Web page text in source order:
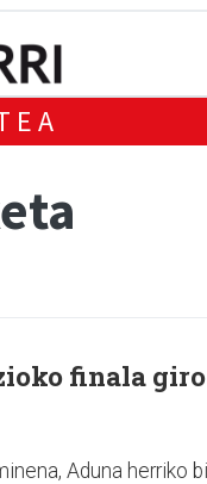
finala giro
Aduna herriko bi